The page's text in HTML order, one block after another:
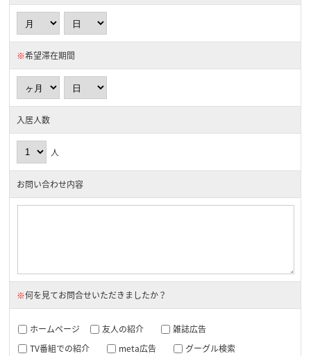
※希望滞在期間
入居人数
人
お問い合わせ内容
※何を見てお問合せいただきましたか？
ホームページ 友人の紹介
雑誌広告
TV番組での紹介
meta広告
グーグル検索